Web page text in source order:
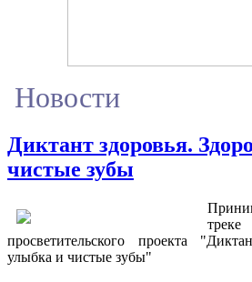
Новости
Диктант здоровья.
чистые зубы
просветительского проекта
улыбка и чистые зубы"